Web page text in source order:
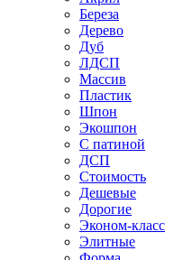
Береза
Дерево
Дуб
ЛДСП
Массив
Пластик
Шпон
Экошпон
С патиной
ДСП
Стоимость
Дешевые
Дорогие
Эконом-класс
Элитные